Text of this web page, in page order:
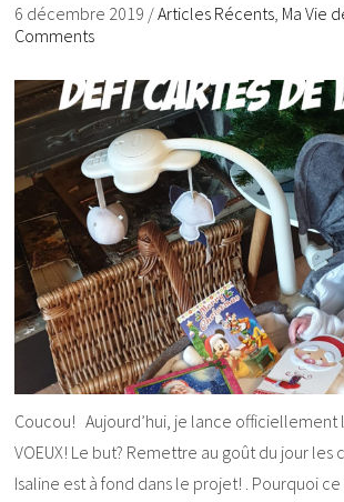
6 décembre 2019 /Articles Récents, Ma Vie
Comments
Coucou! Aujourd’hui, je lance officiellement le
VOEUX! Le but? Remettre au goût du jour les
Isaline est à fond dans le projet! . Pourquoi